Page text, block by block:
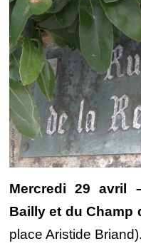
Mercredi 29 avril
Bailly et du Champ
place Aristide Briand).